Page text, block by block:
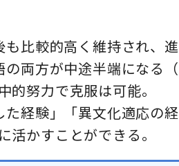
も比較的高く維持され、
の両方が中途半端になる
的努力で克服は可能。
た経験」「異文化適応の
活かすことができる。